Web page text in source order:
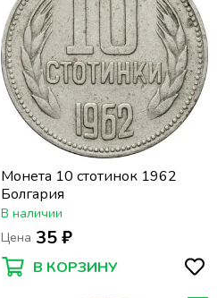
Монета 10 стотинок 1962
Болгария
В наличии
Цена 35 ₽
В КОРЗИНУ